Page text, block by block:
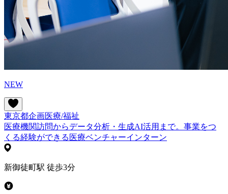
NEW
東京都企画医療/福祉
医療機関訪問からデータ分析・生成AI活用まで。事業をつ
くる経験ができる医療ベンチャーインターン
新御徒町駅 徒歩3分